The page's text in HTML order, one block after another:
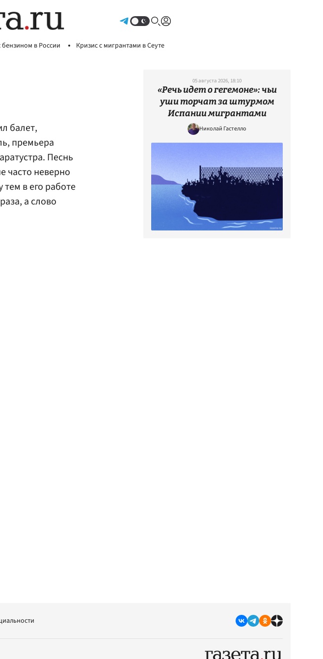
в России Кризис с мигрантами в Сеуте
балет,
премьера
Песнь
часто неверно
в его работе
а слово
05 августа 2026, 18:10
«Речь идет о гегемоне»: чьи
уши торчат за штурмом
Испании мигрантами
Николай Гастелло